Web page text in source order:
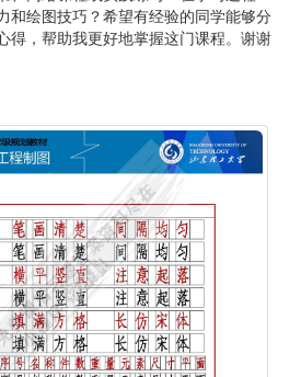
和绘图技巧？希望有经验的同学能够分
得，帮助我更好地掌握这门课程。谢谢